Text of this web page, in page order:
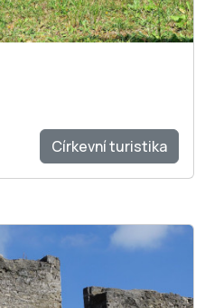
Církevní turistika